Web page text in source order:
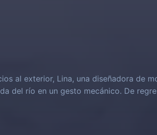
al exterior, Lina, una diseñadora de
del río en un gesto mecánico. De